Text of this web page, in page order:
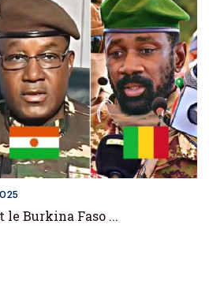
le Burkina Faso ...